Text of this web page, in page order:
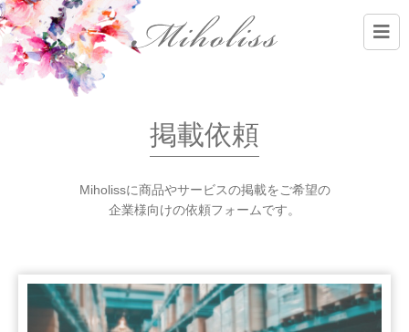
掲載依頼
​Miholissに商品やサービスの掲載をご希望の
企業様向けの依頼フォームです。